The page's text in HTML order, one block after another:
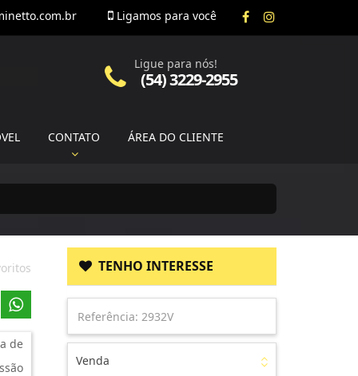
Ligamos para você
CONTATO ÁREA DO CLIENTE
Ligue para nós!
(54) 3229-2955
de
TENHO INTERESSE
Venda